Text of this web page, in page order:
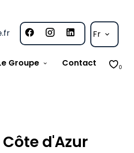
Fr
Groupe Contact 0
d'Azur